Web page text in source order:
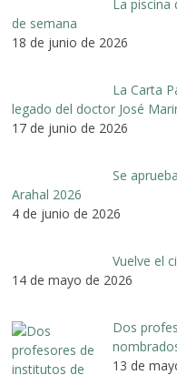
La piscina
de semana
18 de junio de 2026
La Carta
legado del doctor José
17 de junio de 2026
Se
Arahal 2026
4 de junio de 2026
Vuelve el
14 de mayo de 2026
Dos
13 de